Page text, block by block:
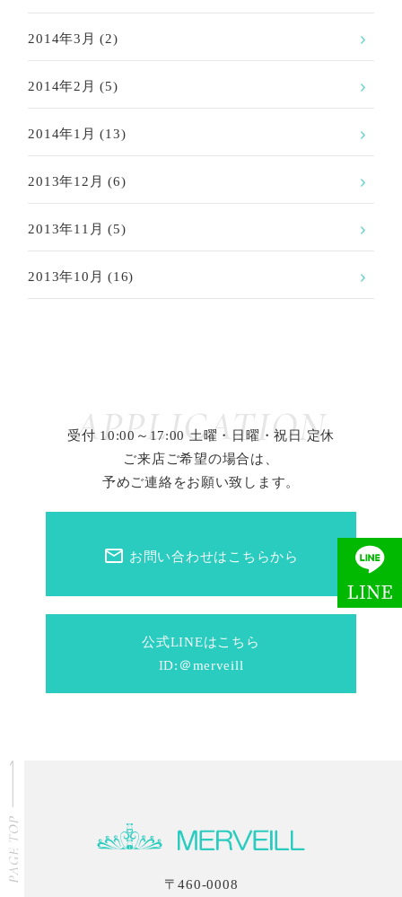
2014年3月 (2)
2014年2月 (5)
2014年1月 (13)
2013年12月 (6)
2013年11月 (5)
2013年10月 (16)
APPLICATION
公式LINEはこちら
ID:＠merveill
mail_outline お問い合わせはこちらから
受付 10:00～17:00 土曜・日曜・祝日 定休
ご来店ご希望の場合は、
予めご連絡をお願い致します。
〒460-0008